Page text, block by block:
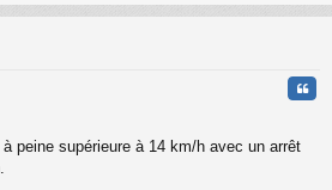
au
peine supérieure à 14 km/h avec un arrêt